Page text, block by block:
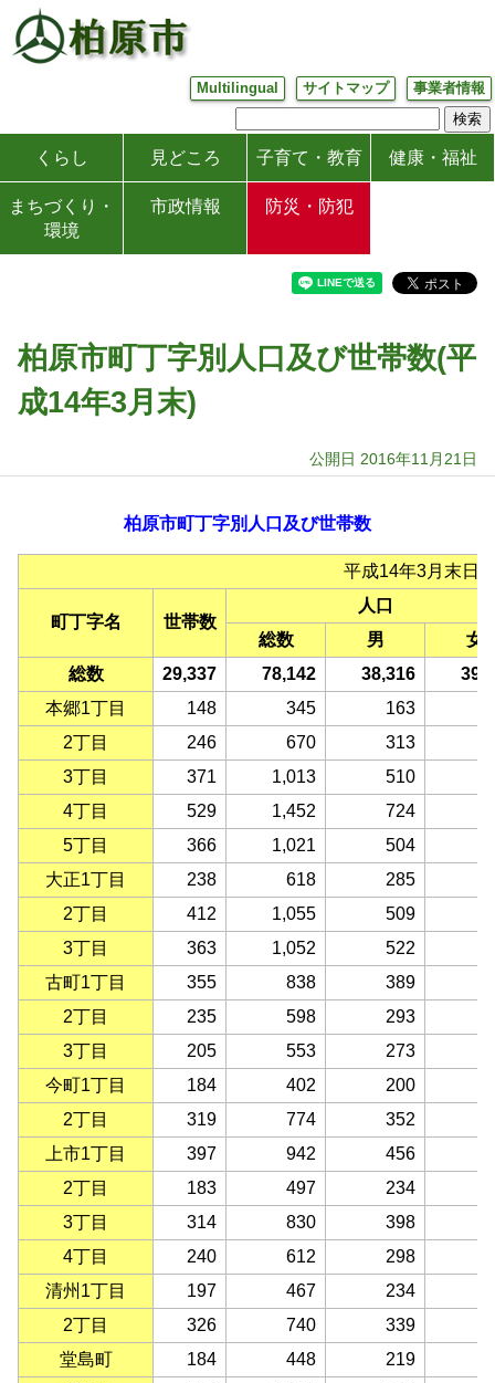
Multilingual サイトマップ 事業者情報
くらし 見どころ 子育て・教育 健康・福祉
まちづくり・
環境
市政情報 防災・防犯
柏原市町丁字別人口及び世帯数(平
成14年3月末)
公開日 2016年11月21日
柏原市町丁字別人口及び世帯数
平成14年3月末日
町丁字名 世帯数
人口
総数
男
女
総数
29,337 78,142 38,316
本郷1丁目
148 345 163
2丁目
246 670 313
3丁目
371 1,013 510
4丁目
529 1,452 724
5丁目
366 1,021 504
大正1丁目
238 618 285
2丁目
412 1,055 509
3丁目
363 1,052 522
古町1丁目
355 838 389
2丁目
235 598 293
3丁目
205 553 273
今町1丁目
184 402 200
2丁目
319 774 352
上市1丁目
397 942 456
2丁目
183 497 234
3丁目
314 830 398
4丁目
240 612 298
清州1丁目
197 467 234
2丁目
326 740 339
堂島町
184 448 219